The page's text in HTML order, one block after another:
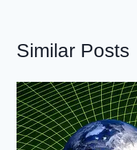
Similar Posts